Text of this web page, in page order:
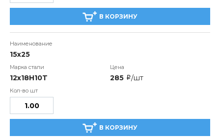
В КОРЗИНУ
15х25
12х18Н10T 285 i/шт
В КОРЗИНУ